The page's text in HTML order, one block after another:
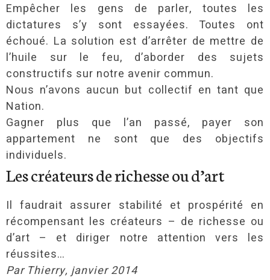
Empêcher les gens de parler, toutes les
dictatures s’y sont essayées. Toutes ont
échoué. La solution est d’arrêter de mettre de
l’huile sur le feu, d’aborder des sujets
constructifs sur notre avenir commun.
Nous n’avons aucun but collectif en tant que
Nation.
Gagner plus que l’an passé, payer son
appartement ne sont que des objectifs
individuels.
Les créateurs de richesse ou d’art
Il faudrait assurer stabilité et prospérité en
récompensant les créateurs – de richesse ou
d’art – et diriger notre attention vers les
réussites…
Par Thierry, janvier 2014